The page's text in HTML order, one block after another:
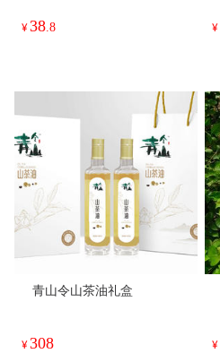
¥38.8 ¥
青山令山茶油礼盒
¥308 ¥